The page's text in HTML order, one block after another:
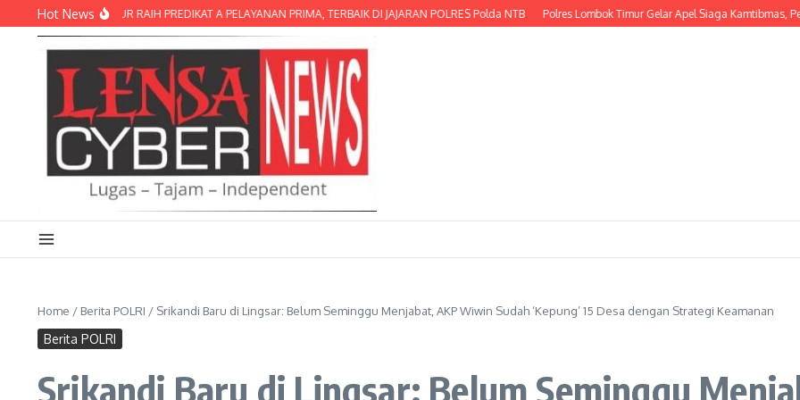
Lewati ke konten
Hot News
LOMBOK TIMUR RAIH PREDIKAT A PELAYANAN PRIMA, TERBAIK DI JAJARAN POLRES Polda NTB Polres Lombok Timur Gelar Apel Siaga Kamtibmas, Perkuat
Home / Berita POLRI / Srikandi Baru di Lingsar: Belum Seminggu Menjabat, AKP Wiwin Sudah ‘Kepung’ 15 Desa dengan Strategi Keamanan
Berita POLRI
Srikandi Baru di Lingsar: Belum Seminggu